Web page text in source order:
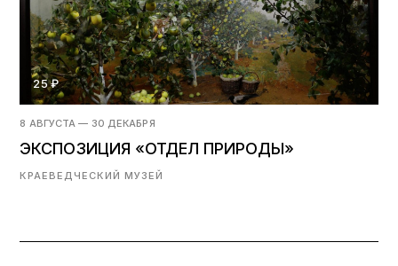
25 ₽
8 АВГУСТА — 30 ДЕКАБРЯ
ЭКСПОЗИЦИЯ «ОТДЕЛ ПРИРОДЫ»
КРАЕВЕДЧЕСКИЙ МУЗЕЙ